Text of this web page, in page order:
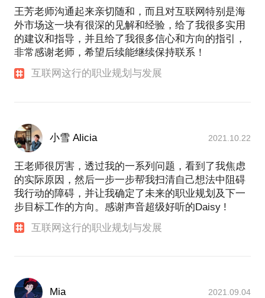
王芳老师沟通起来亲切随和，而且对互联网特别是海
外市场这一块有很深的见解和经验，给了我很多实用
的建议和指导，并且给了我很多信心和方向的指引，
非常感谢老师，希望后续能继续保持联系！
互联网这行的职业规划与发展
小雪 Alicia 2021.10.22
王老师很厉害，透过我的一系列问题，看到了我焦虑
的实际原因，然后一步一步帮我扫清自己想法中阻碍
我行动的障碍，并让我确定了未来的职业规划及下一
步目标工作的方向。感谢声音超级好听的Daisy !
互联网这行的职业规划与发展
Mia 2021.09.04